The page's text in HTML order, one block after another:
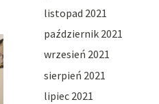
listopad 2021
październik 2021
wrzesień 2021
sierpień 2021
lipiec 2021